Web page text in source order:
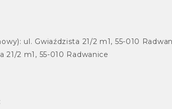
ul. Gwiaździsta 21/2 m1, 55-010
2 m1, 55-010 Radwanice